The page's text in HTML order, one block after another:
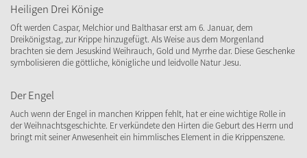
Heiligen Drei Könige
Oft werden Caspar, Melchior und Balthasar erst am 6. Januar, dem
Dreikönigstag, zur Krippe hinzugefügt. Als Weise aus dem Morgenland
brachten sie dem Jesuskind Weihrauch, Gold und Myrrhe dar. Diese Geschenke
symbolisieren die göttliche, königliche und leidvolle Natur Jesu.
Der Engel
Auch wenn der Engel in manchen Krippen fehlt, hat er eine wichtige Rolle in
der Weihnachtsgeschichte. Er verkündete den Hirten die Geburt des Herrn und
bringt mit seiner Anwesenheit ein himmlisches Element in die Krippenszene.